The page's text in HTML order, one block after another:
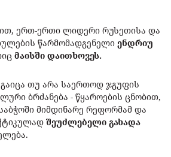
ერთ-ერთი ლიდერი რუსეთისა და
წარმომადგენელი ენდრიუ
მაისში დაითხოვეს.
გაიცა თუ არა საერთოდ ჯგუფის
ბრძანება - წყაროების ცნობით,
მიმდინარე რეფორმამ და
შეუძლებელი გახადა